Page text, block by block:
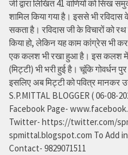
जी द्वारा लिखित 41 वाणियोंं को
शामिल किया गया है। इससे भी रविदास
सकता है। रविदास जी के विचारों को
किया हो, लेकिन यह काम कांग्रेस भी
एक कलश भी रखा हुआ है। इस कलश में
(मिट्टी) भी भरी हुई है। चूंकि गोवर्धन
इसलिए अब मिट्टी को पवित्र मानकर
S.P.MITTAL BLOGGER ( 06-
Facebook Page-
Twitter- https://twitter.com/
spmittal.blogspot.com To Add
Contact- 9829071511